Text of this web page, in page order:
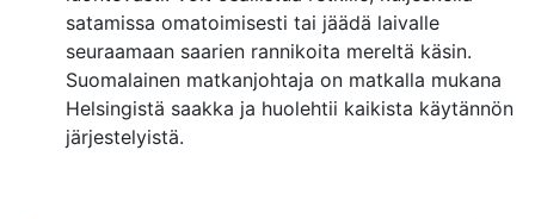
satamissa omatoimisesti tai jäädä laivalle
seuraamaan saarien rannikoita mereltä käsin.
Suomalainen matkanjohtaja on matkalla mukana
Helsingistä saakka ja huolehtii kaikista käytännön
järjestelyistä.